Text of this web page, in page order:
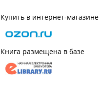
Купить в интернет-магазине
Книга размещена в базе